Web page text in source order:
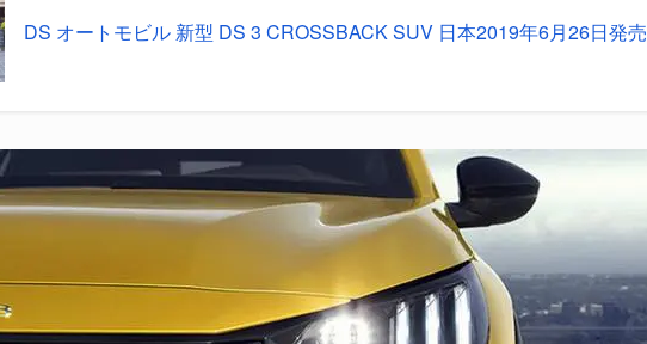
DS オートモビル 新型 DS 3 CROSSBACK SUV 日本2019年6月26日発売